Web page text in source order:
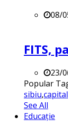
08/
FITS,
23/
Popular
sibiu,
See All
Educație